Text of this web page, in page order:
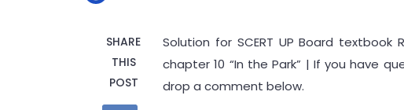
SHARE
THIS
POST
Solution for SCERT UP Board
chapter 10 “In the Park” | If you have
drop a comment below.